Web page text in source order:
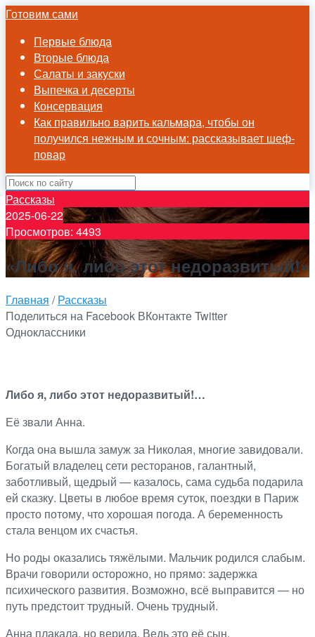
Готовим сами
Первые блюда
Вторые блюда
Салаты и закуски
Выпечка и десерты
Консервация
Как правильно варить кальмара, чтобы он
получился нежным и сочным: рассказывает шеф-
повар
Рассказы
2025-06-22
Просмотров: 4493
«Либо я, либо этот недоразвитый!»
Главная /Рассказы
Поделиться на Facebook ВКонтактеTwitter
Одноклассники
Либо я, либо этот недоразвитый!…
Её звали Анна.
Когда она вышла замуж за Николая, многие завидовали.
Богатый владелец сети ресторанов, галантный,
заботливый, щедрый — казалось, сама судьба подарила
ей сказку. Цветы в любое время суток, поездки в Париж
просто потому, что хорошая погода. А беременность
стала венцом их счастья.
Но роды оказались тяжёлыми. Мальчик родился слабым.
Врачи говорили осторожно, но прямо: задержка
психического развития. Возможно, всё выправится — но
путь предстоит трудный. Очень трудный.
Анна плакала, но верила. Ведь это её сын.